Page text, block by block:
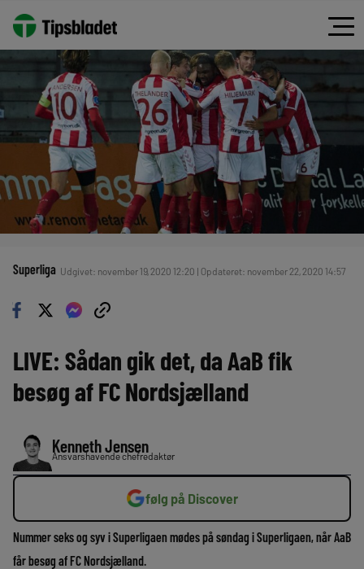
Superliga Udgivet: november 19, 2020 12:20 | Opdateret: november 22, 2020 14:57
LIVE: Sådan gik det, da AaB fik
besøg af FC Nordsjælland
Kenneth Jensen
Ansvarshavende chefredaktør
følg på Discover
Nummer seks og syv i Superligaen mødes på søndag i Superligaen, når AaB
får besøg af FC Nordsjælland.